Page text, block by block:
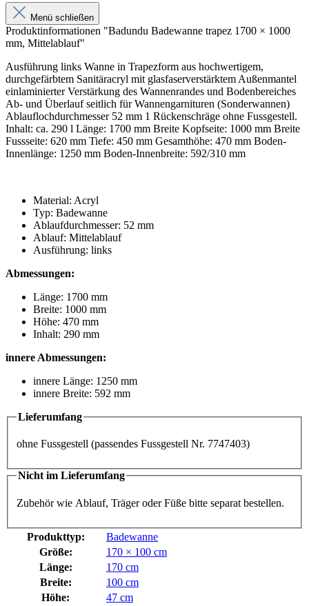
Menü schließen
Produktinformationen "Badundu Badewanne trapez 1700 × 1000
mm, Mittelablauf"
Ausführung links Wanne in Trapezform aus hochwertigem,
durchgefärbtem Sanitäracryl mit glasfaserverstärktem Außenmantel
einlaminierter Verstärkung des Wannenrandes und Bodenbereiches
Ab- und Überlauf seitlich für Wannengarnituren (Sonderwannen)
Ablauflochdurchmesser 52 mm 1 Rückenschräge ohne Fussgestell.
Inhalt: ca. 290 l Länge: 1700 mm Breite Kopfseite: 1000 mm Breite
Fussseite: 620 mm Tiefe: 450 mm Gesamthöhe: 470 mm Boden-
Innenlänge: 1250 mm Boden-Innenbreite: 592/310 mm
Material: Acryl
Typ: Badewanne
Ablaufdurchmesser: 52 mm
Ablauf: Mittelablauf
Ausführung: links
Abmessungen:
Länge: 1700 mm
Breite: 1000 mm
Höhe: 470 mm
Inhalt: 290 mm
innere Abmessungen:
innere Länge: 1250 mm
innere Breite: 592 mm
Lieferumfang
ohne Fussgestell (passendes Fussgestell Nr. 7747403)
Nicht im Lieferumfang
Zubehör wie Ablauf, Träger oder Füße bitte separat bestellen.
Produkttyp:
Badewanne
Größe:
170 × 100 cm
Länge:
170 cm
Breite:
100 cm
Höhe:
47 cm